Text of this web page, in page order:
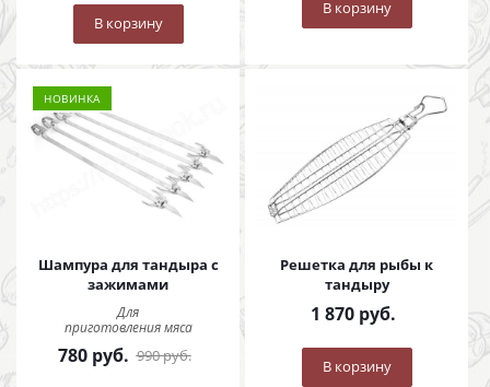
В корзину
В корзину
НОВИНКА
Шампура для тандыра с
зажимами
Для
приготовления мяса
780руб. 990руб.
Решетка для рыбы к
тандыру
1 870руб.
В корзину